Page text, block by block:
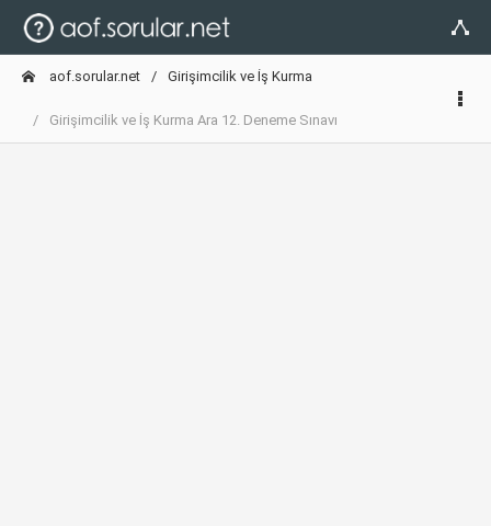
aof.sorular.net Girişimcilik ve İş Kurma
Girişimcilik ve İş Kurma Ara 12. Deneme Sınavı